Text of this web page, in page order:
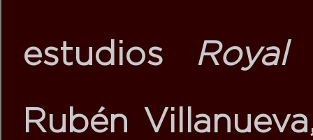
estudios Royal
Rubén